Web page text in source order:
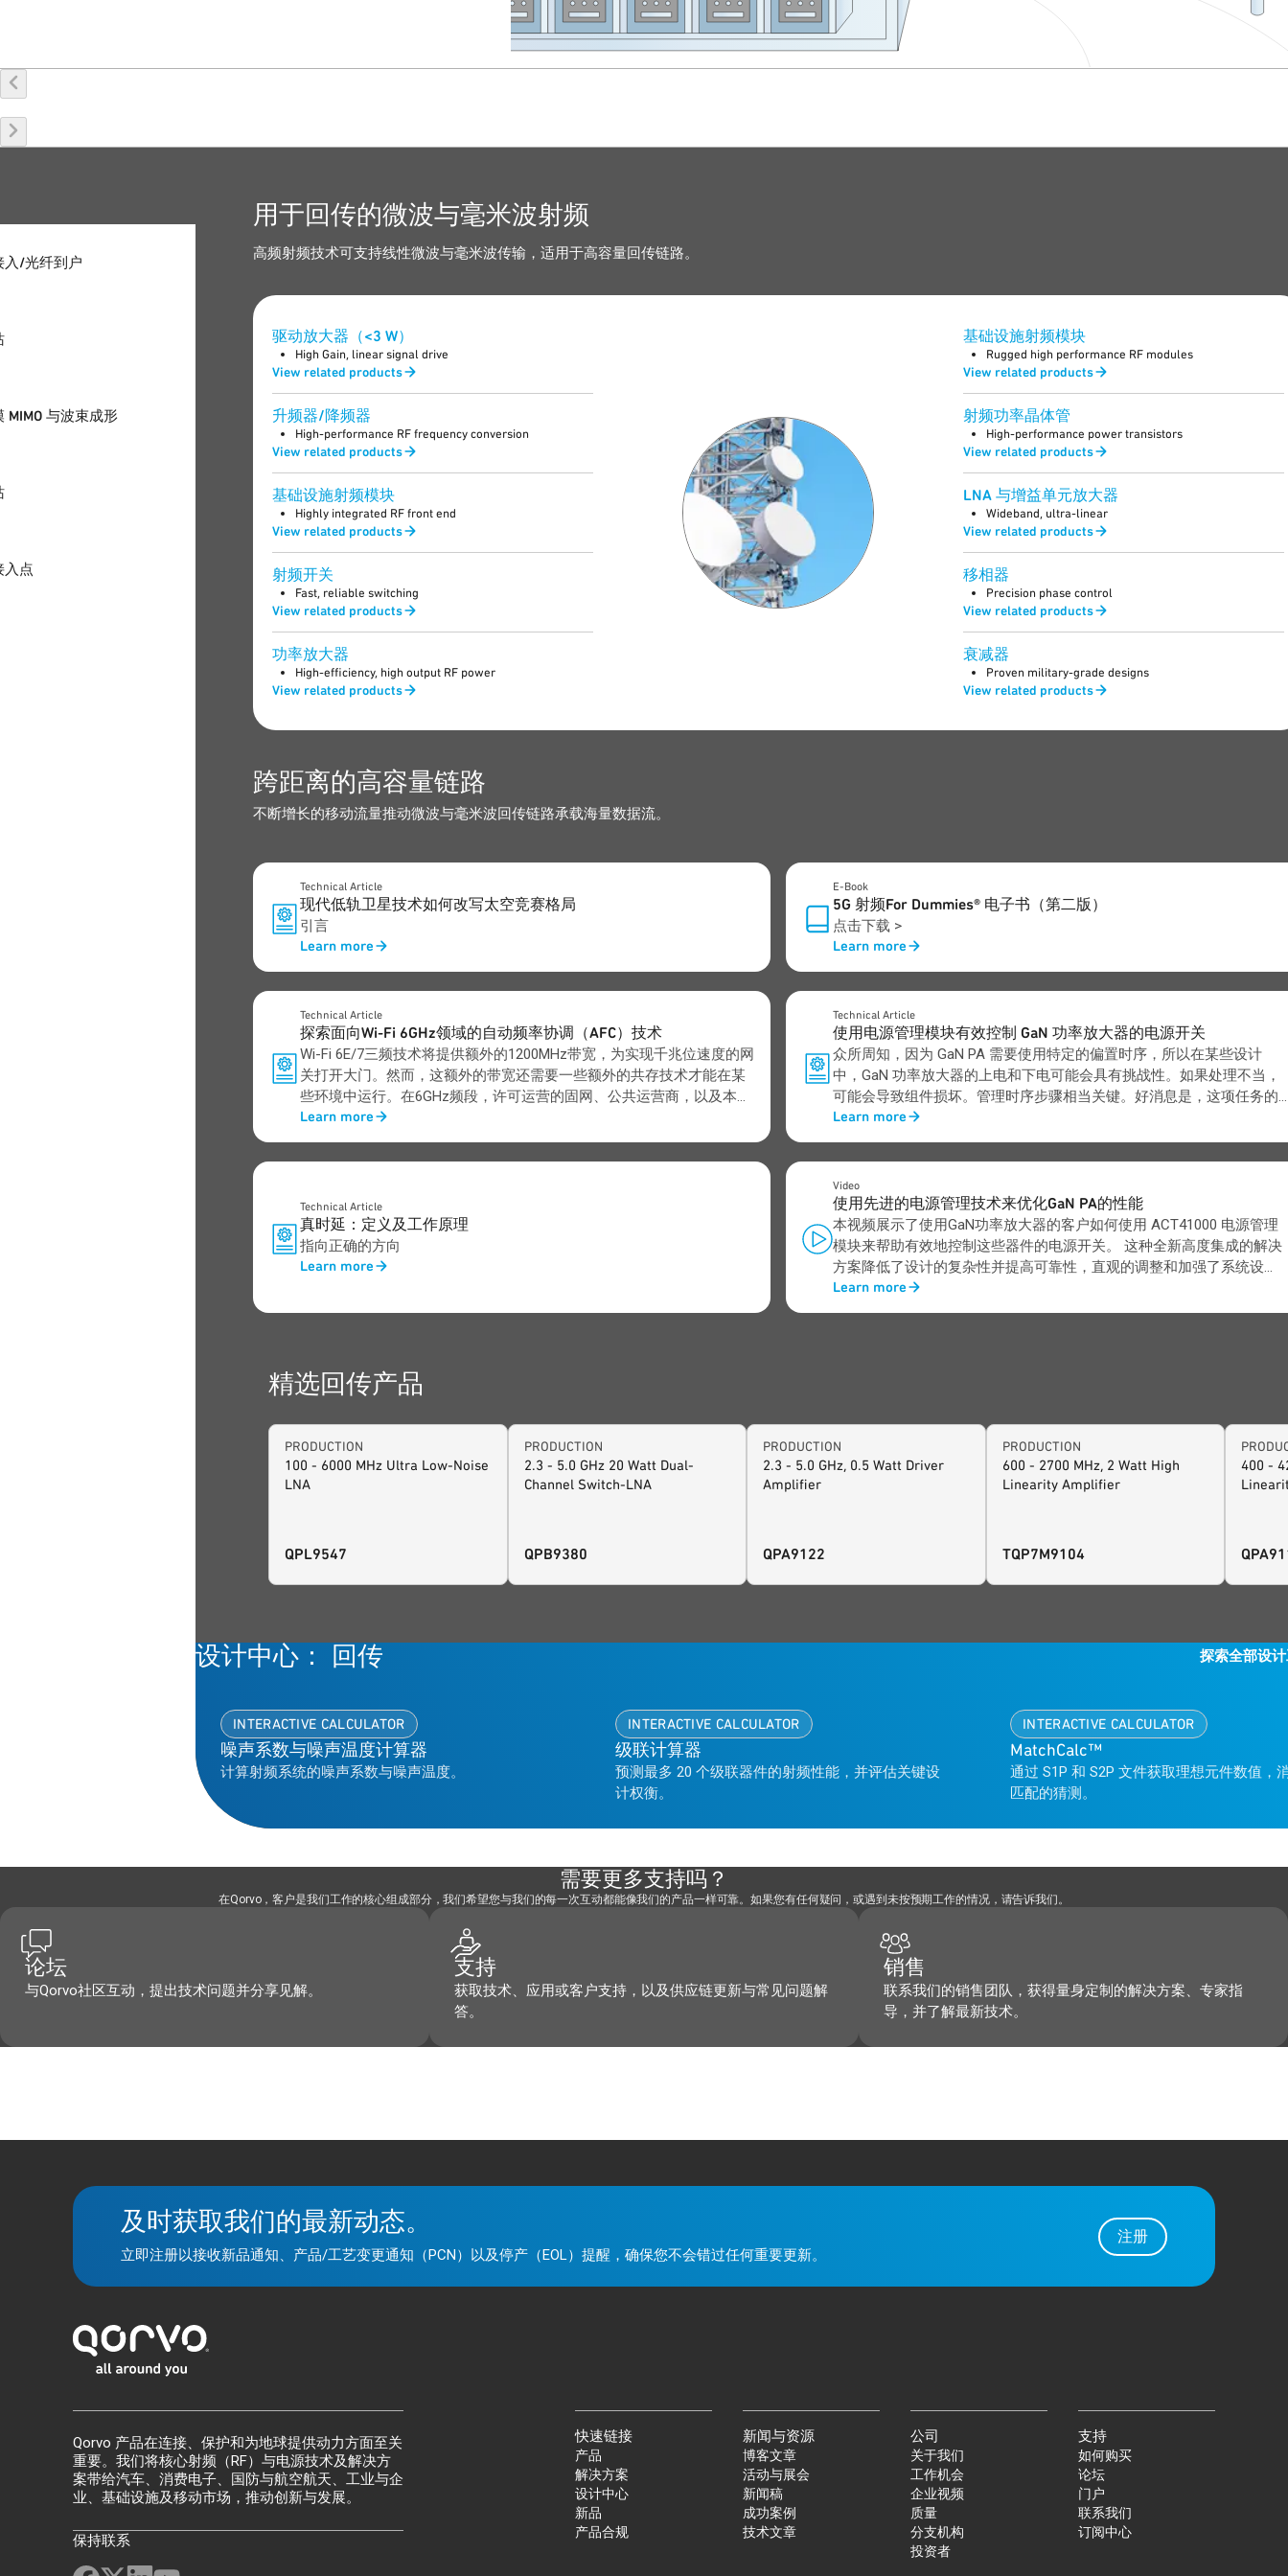
入/光纤到户
MIMO 与波束成形
入点
用于回传的微波与毫米波射频
高频射频技术可支持线性微波与毫米波传输，适用于高容量回传链路。
驱动放大器（<3 W）
High Gain, linear signal drive
View related products
升频器/降频器
High-performance RF frequency conversion
View related products
基础设施射频模块
Highly integrated RF front end
View related products
射频开关
Fast, reliable switching
View related products
功率放大器
High-efficiency, high output RF power
View related products
基础设施射频模块
Rugged high performance RF modules
View related products
射频功率晶体管
High-performance power transistors
View related products
LNA 与增益单元放大器
Wideband, ultra-linear
View related products
移相器
Precision phase control
View related products
衰减器
Proven military-grade designs
View related products
跨距离的高容量链路
不断增长的移动流量推动微波与毫米波回传链路承载海量数据流。
Technical Article
现代低轨卫星技术如何改写太空竞赛格局
引言
Learn more
E-Book
5G 射频For Dummies® 电子书（第二版）
点击下载 >
Learn more
Technical Article
探索面向Wi-Fi 6GHz领域的自动频率协调（AFC）技术
Wi-Fi 6E/7三频技术将提供额外的1200MHz带宽，为实现千兆位速度的网
关打开大门。然而，这额外的带宽还需要一些额外的共存技术才能在某
些环境中运行。在6GHz频段，许可运营的固网、公共运营商，以及本地
电视传输、广播辅助和有线电视转播服务也在同一带宽内，因此需要采
取一些更高级别的频谱共存措施。
Learn more
Technical Article
使用电源管理模块有效控制 GaN 功率放大器的电源开关
众所周知，因为 GaN PA 需要使用特定的偏置时序，所以在某些设计
中，GaN 功率放大器的上电和下电可能会具有挑战性。如果处理不当，
可能会导致组件损坏。管理时序步骤相当关键。好消息是，这项任务的
难度有所降低。
Learn more
Technical Article
真时延：定义及工作原理
指向正确的方向
Learn more
Video
使用先进的电源管理技术来优化GaN PA的性能
本视频展示了使用GaN功率放大器的客户如何使用 ACT41000 电源管理
模块来帮助有效地控制这些器件的电源开关。 这种全新高度集成的解决
方案降低了设计的复杂性并提高可靠性，直观的调整和加强了系统设
计。该视频展示了一个使用 QPA2211 GaN PA为QPA2211 GaN 功率放大
器上电和下电的例子. 请访问我们的设计中心，以便找到更多的设计工具
Learn more
精选回传产品
PRODUCTION
100 - 6000 MHz Ultra Low-Noise
LNA
QPL9547
PRODUCTION
2.3 - 5.0 GHz 20 Watt Dual-
Channel Switch-LNA
QPB9380
PRODUCTION
2.3 - 5.0 GHz, 0.5 Watt Driver
Amplifier
QPA9122
PRODUCTION
600 - 2700 MHz, 2 Watt High
Linearity Amplifier
TQP7M9104
400 -
设计中心： 回传 探索全部设
INTERACTIVE CALCULATOR
噪声系数与噪声温度计算器
计算射频系统的噪声系数与噪声温度。
INTERACTIVE CALCULATOR
级联计算器
预测最多 20 个级联器件的射频性能，并评估关键设
计权衡。
INTERACTIVE CALCULATOR
MatchCalc™
通过 S1P 和 S2P 文件获取理想元件数值，
匹配的猜测。
需要更多支持吗？
在Qorvo，客户是我们工作的核心组成部分，我们希望您与我们的每一次互动都能像我们的产品一样可靠。如果您有任何疑问，或遇到未按预期工作的情况，请告诉我们。
论坛
与Qorvo社区互动，提出技术问题并分享见解。
支持
获取技术、应用或客户支持，以及供应链更新与常见问题解
答。
销售
联系我们的销售团队，获得量身定制的解决方案、专家指
导，并了解最新技术。
及时获取我们的最新动态。
立即注册以接收新品通知、产品/工艺变更通知（PCN）以及停产（EOL）提醒，确保您不会错过任何重要更新。
注册
Qorvo 产品在连接、保护和为地球提供动力方面至关
重要。我们将核心射频（RF）与电源技术及解决方
案带给汽车、消费电子、国防与航空航天、工业与企
业、基础设施及移动市场，推动创新与发展。
保持联系
快速链接
产品
解决方案
设计中心
新品
产品合规
新闻与资源
博客文章
活动与展会
新闻稿
成功案例
技术文章
公司
关于我们
工作机会
企业视频
质量
分支机构
投资者
支持
如何购买
论坛
门户
联系我们
订阅中心